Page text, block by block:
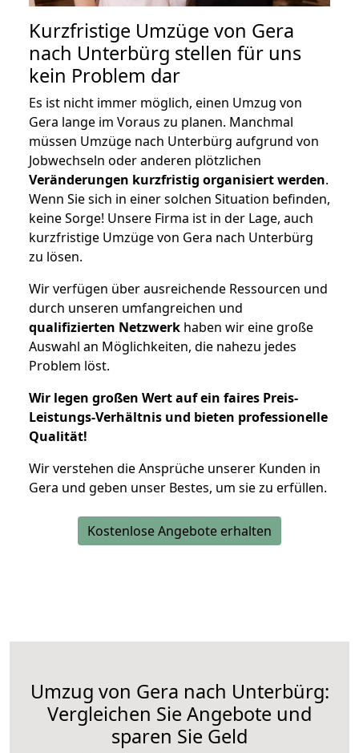
Kurzfristige Umzüge von Gera
nach Unterbürg stellen für uns
kein Problem dar
Es ist nicht immer möglich, einen Umzug von
Gera lange im Voraus zu planen. Manchmal
müssen Umzüge nach Unterbürg aufgrund von
Jobwechseln oder anderen plötzlichen
Veränderungen kurzfristig organisiert werden.
Wenn Sie sich in einer solchen Situation befinden,
keine Sorge! Unsere Firma ist in der Lage, auch
kurzfristige Umzüge von Gera nach Unterbürg
zu lösen.
Wir verfügen über ausreichende Ressourcen und
durch unseren umfangreichen und
qualifizierten Netzwerk haben wir eine große
Auswahl an Möglichkeiten, die nahezu jedes
Problem löst.
Wir legen großen Wert auf ein faires Preis-
Leistungs-Verhältnis und bieten professionelle
Qualität!
Wir verstehen die Ansprüche unserer Kunden in
Gera und geben unser Bestes, um sie zu erfüllen.
Kostenlose Angebote erhalten
Umzug von Gera nach Unterbürg:
Vergleichen Sie Angebote und
sparen Sie Geld